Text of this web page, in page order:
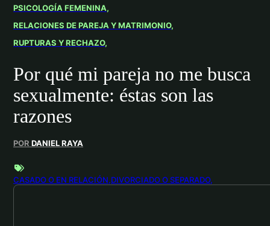
PSICOLOGÍA FEMENINA
RELACIONES DE PAREJA Y MATRIMONIO
RUPTURAS Y RECHAZO
Por qué mi pareja no me busca
sexualmente: éstas son las
razones
POR DANIEL RAYA
CASADO O EN RELACIÓN DIVORCIADO O SEPARADO